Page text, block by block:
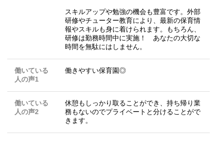
スキルアップや勉強の機会も豊富です。外部
研修やチューター教育により、最新の保育情
報やスキルも身に着けられます。もちろん、
研修は勤務時間中に実施！ あなたの大切な
時間を無駄にはしません。
働いている
人の声1
働きやすい保育園◎
働いている
人の声2
休憩もしっかり取ることができ、持ち帰り業
務もないのでプライベートと分けることがで
きます。